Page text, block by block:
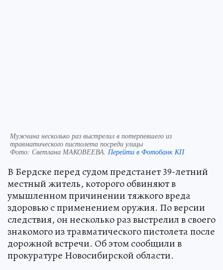
Мужчина несколько раз выстрелил в потерпевшего из
травматического пистолета посреди улицы
Фото: Светлана МАКОВЕЕВА. Перейти в Фотобанк КП
В Бердске перед судом предстанет 39-летний
местный житель, которого обвиняют в
умышленном причинении тяжкого вреда
здоровью с применением оружия. По версии
следствия, он несколько раз выстрелил в своего
знакомого из травматического пистолета после
дорожной встречи. Об этом сообщили в
прокуратуре Новосибирской области.